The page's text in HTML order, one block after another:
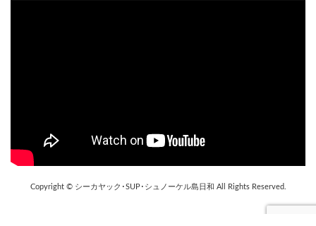
Copyright © シーカヤック･SUP･シュノーケル島日和 All Rights Reserved.